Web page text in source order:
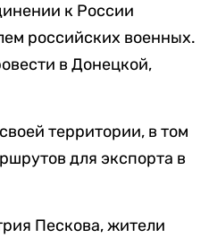
к России
российских военных.
в Донецкой,
территории, в том
для экспорта в
Пескова, жители